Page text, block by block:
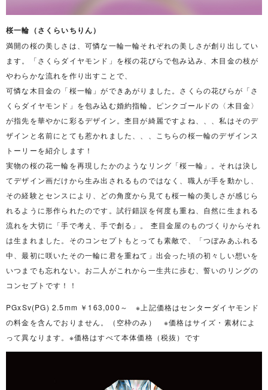
桜一輪（さくらいちりん）
満開の桜の美しさは、可憐な一輪一輪それぞれの美しさが創り出してい
ます。「さくらダイヤモンド」を桜の花びらで包み込み、木目金の枝が
やわらかな流れを作り出すことで、
可憐な木目金の「桜一輪」ができあがりました。さくらの花びらが「さ
くらダイヤモンド」を包み込む婚約指輪。ピンクゴールドの〈木目金〉
が指先を華やかに彩るデザイン。杢目が綺麗ですよね、、、私はそのデ
ザインと名前にとても惹かれました、、、こちらの桜一輪のデザインス
トーリーを紹介します！
実物の桜の花一輪を再現したかのようなリング「桜一輪」。それは決し
てデザイン画だけから生み出されるものではなく、職人が手を動かし、
その経験とセンスにより、どの角度から見ても桜一輪の美しさが感じら
れるように形作られたのです。試行錯誤を何度も重ね、自然に生まれる
流れを大切に「手で考え、手で創る」。 杢目金屋のものづくりからそれ
は生まれました。そのコンセプトもとっても素敵で、「つぼみあふれる
中、最初に咲いたその一輪に君を重ねて」出会った頃の初々しい想いを
いつまでも忘れない。お二人がこれから一生共に歩む、誓いのリングの
コンセプトです！！
PGxSv(PG) 2.5mm ￥163,000～ ※上記価格はセンターダイヤモンド
の料金を含んでおりません。（空枠のみ） ※価格はサイズ・素材によ
って異なります。※価格はすべて本体価格（税抜）です